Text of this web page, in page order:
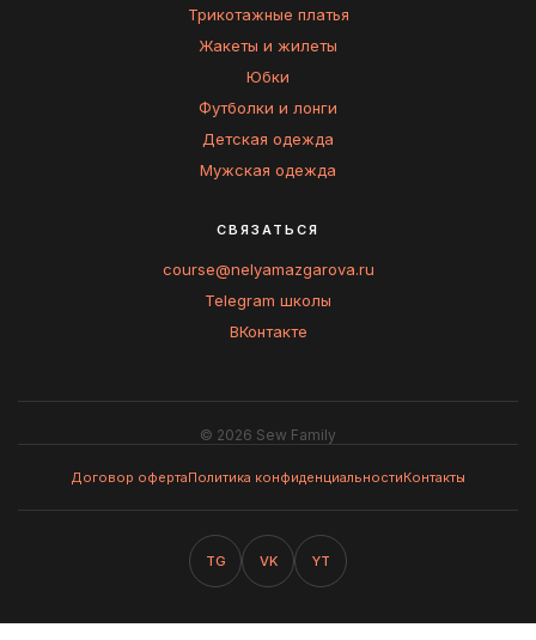
Трикотажные платья
Жакеты и жилеты
Юбки
Футболки и лонги
Детская одежда
Мужская одежда
СВЯЗАТЬСЯ
course@nelyamazgarova.ru
Telegram школы
ВКонтакте
© 2026 Sew Family
Договор офертаПолитика конфиденциальностиКонтакты
TG VK YT